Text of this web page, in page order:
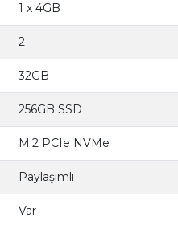
1 x 4GB
2
32GB
256GB SSD
M.2 PCIe NVMe
Paylaşımlı
Var